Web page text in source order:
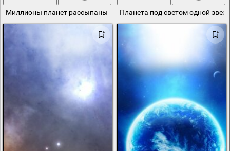
Миллионы планет рассыпаны в космосеПланета под светом одной